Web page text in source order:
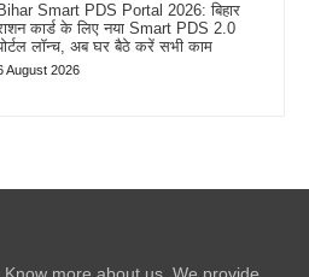
Bihar Smart PDS Portal 2026: बिहार
कार्ड के लिए नया Smart PDS 2.0
लॉन्च, अब घर बैठे करें सभी काम
August 2026